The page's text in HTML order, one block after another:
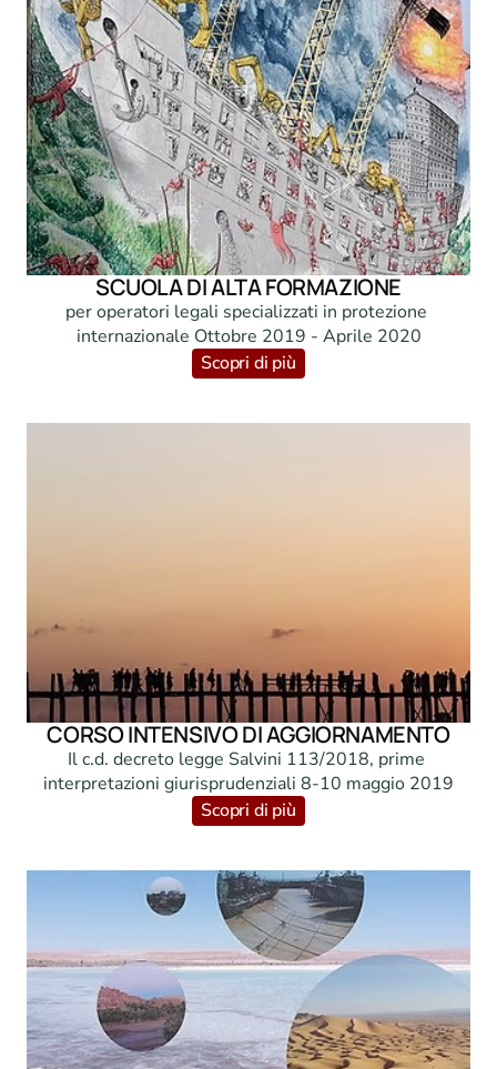
SCUOLA DI ALTA FORMAZIONE
per operatori legali specializzati in protezione
internazionale Ottobre 2019 - Aprile 2020
Scopri di più
CORSO INTENSIVO DI AGGIORNAMENTO
Il c.d. decreto legge Salvini 113/2018, prime
interpretazioni giurisprudenziali 8-10 maggio 2019
Scopri di più